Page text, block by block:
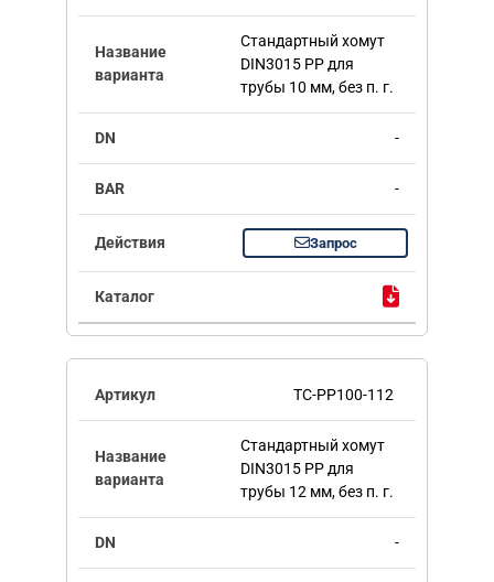
Стандартный хомут
DIN3015 PP для
трубы 10 мм, без п. г.
-
-
Запрос
TC-PP100-112
Стандартный хомут
DIN3015 PP для
трубы 12 мм, без п. г.
-